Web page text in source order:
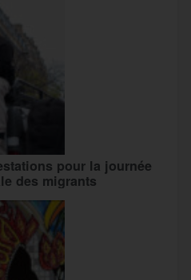
pour la journée
des migrants